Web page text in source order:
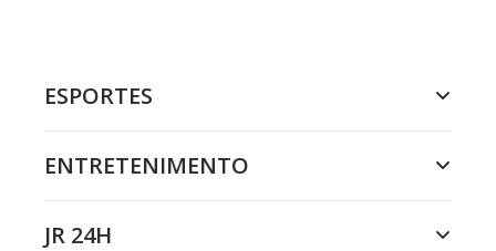
ESPORTES
ENTRETENIMENTO
JR 24H